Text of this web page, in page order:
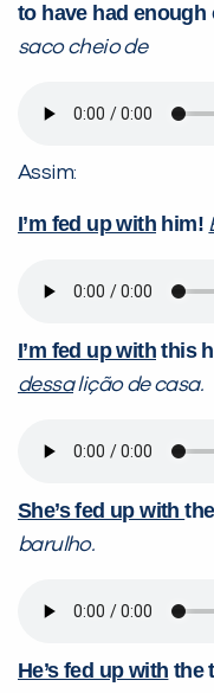
to have had enough
saco cheio de
Assim:
I’m fed up with him!
I’m fed up with this
dessalição de casa.
She’s fed up with
barulho.
He’s fed up with the